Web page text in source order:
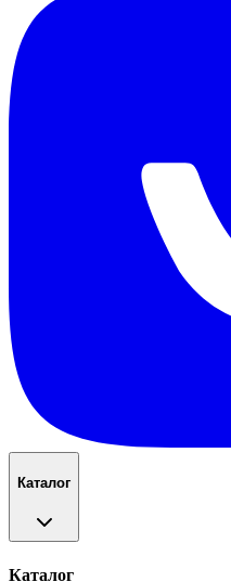
Каталог
Каталог